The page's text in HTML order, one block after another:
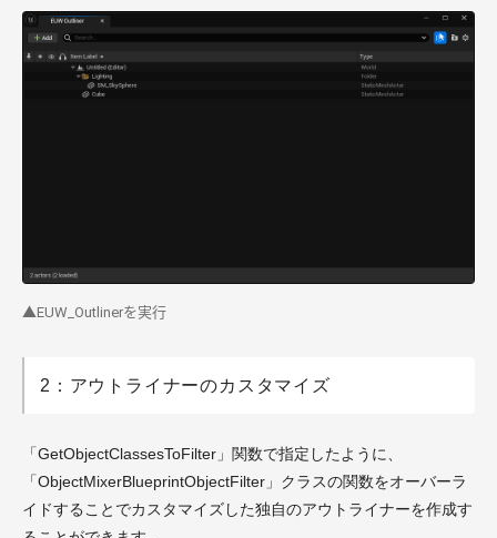
▲EUW_Outlinerを実行
2：アウトライナーのカスタマイズ
「GetObjectClassesToFilter」関数で指定したように、
「ObjectMixerBlueprintObjectFilter」クラスの関数をオーバーラ
イドすることでカスタマイズした独自のアウトライナーを作成す